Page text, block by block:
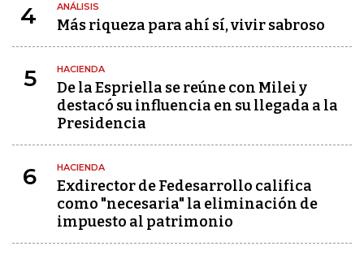
4 ANÁLISIS
Más riqueza para ahí sí, vivir sabroso
5 HACIENDA
De la Espriella se reúne con Milei y
destacó su influencia en su llegada a la
Presidencia
6 HACIENDA
Exdirector de Fedesarrollo califica
como "necesaria" la eliminación de
impuesto al patrimonio